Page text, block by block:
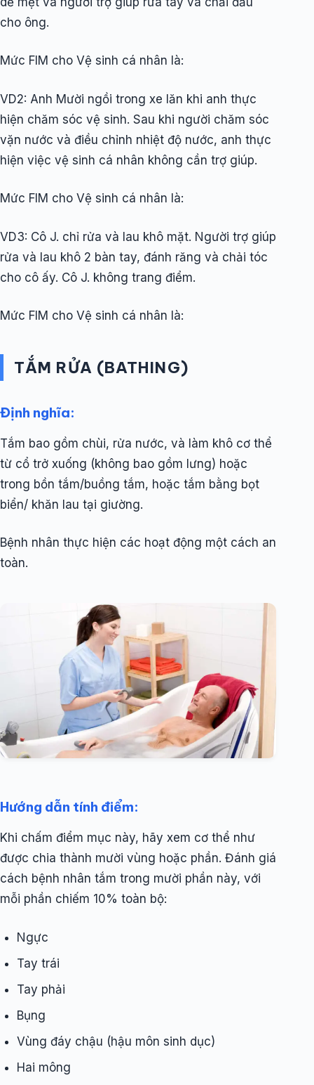
cho ông.
Mức FIM cho Vệ sinh cá nhân là:
VD2: Anh Mười ngồi trong xe lăn khi anh thực
hiện chăm sóc vệ sinh. Sau khi người chăm sóc
vặn nước và điều chỉnh nhiệt độ nước, anh thực
hiện việc vệ sinh cá nhân không cần trợ giúp.
Mức FIM cho Vệ sinh cá nhân là:
VD3: Cô J. chỉ rửa và lau khô mặt. Người trợ giúp
rửa và lau khô 2 bàn tay, đánh răng và chải tóc
cho cô ấy. Cô J. không trang điểm.
Mức FIM cho Vệ sinh cá nhân là:
TẮM RỬA (BATHING)
Định nghĩa:
Tắm bao gồm chùi, rửa nước, và làm khô cơ thể
từ cổ trở xuống (không bao gồm lưng) hoặc
trong bồn tắm/buồng tắm, hoặc tắm bằng bọt
biển/ khăn lau tại giường.
Bệnh nhân thực hiện các hoạt động một cách an
toàn.
Hướng dẫn tính điểm:
Khi chấm điểm mục này, hãy xem cơ thể như
được chia thành mười vùng hoặc phần. Đánh giá
cách bệnh nhân tắm trong mười phần này, với
mỗi phần chiếm 10% toàn bộ:
Ngực
Tay trái
Tay phải
Bụng
Vùng đáy chậu (hậu môn sinh dục)
Hai mông